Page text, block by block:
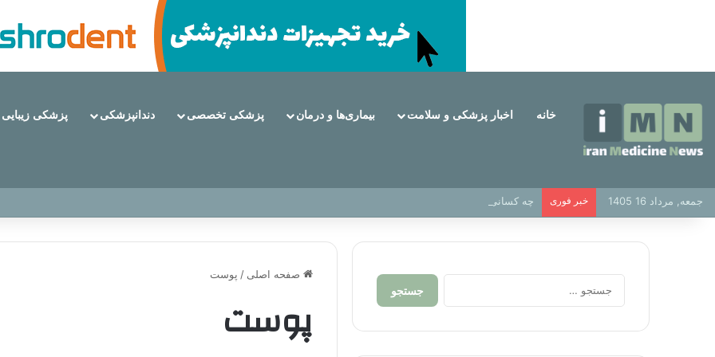
خانه اخبار پزشکی و سلامت بیماری‌ها و درمان پزشکی تخصصی دندانپزشکی پزشکی زیبایی
جمعه, مرداد 16 1405 خبر فوری چه کسانی کاندیدای مناسب برای ایمپلنت دندان هستند؟
صفحه اصلی / پوست
پوست
جستجو